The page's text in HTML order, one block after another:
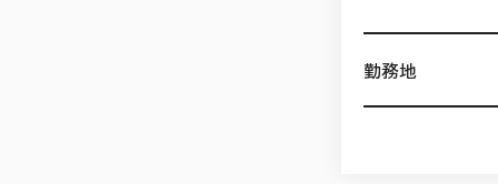
勤務地